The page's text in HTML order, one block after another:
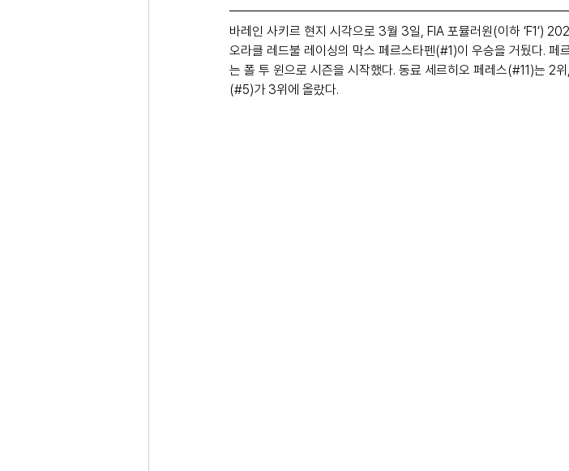
바레인 사키르 현지 시각으로 3월 3일, FIA 포뮬러원(이하 ‘F1’)
오라클 레드불 레이싱의 막스 페르스타펜(#1)이 우승을 거뒀다. 페
는 폴 투 윈으로 시즌을 시작했다. 동료 세르히오 페레스(#11)는 2
(#5)가 3위에 올랐다.